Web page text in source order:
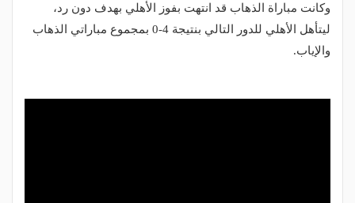
وكانت مباراة الذهاب قد انتهت بفوز الأهلي بهدف دون رد،
ليتأهل الأهلي للدور التالي بنتيجة 4-0 بمجموع مباراتي الذهاب
والإياب.